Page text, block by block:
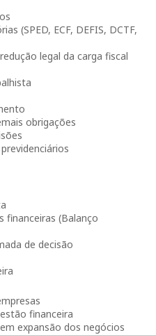
(SPED, ECF, DEFIS, DCTF,
legal da carga fiscal
obrigações
financeiras (Balanço
de decisão
financeira
expansão dos negócios